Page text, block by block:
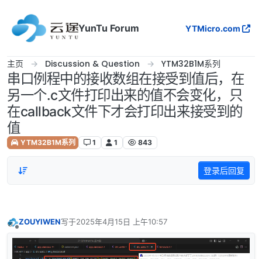
YunTu Forum
YTMicro.com
主页 Discussion & Question YTM32B1M系列
串口例程中的接收数组在接受到值后，在
另一个.c文件打印出来的值不会变化，只
在callback文件下才会打印出来接受到的
值
YTM32B1M系列 1 1 843
登录后回复
ZOUYIWEN写于2025年4月15日 上午10:57
最后由 编辑